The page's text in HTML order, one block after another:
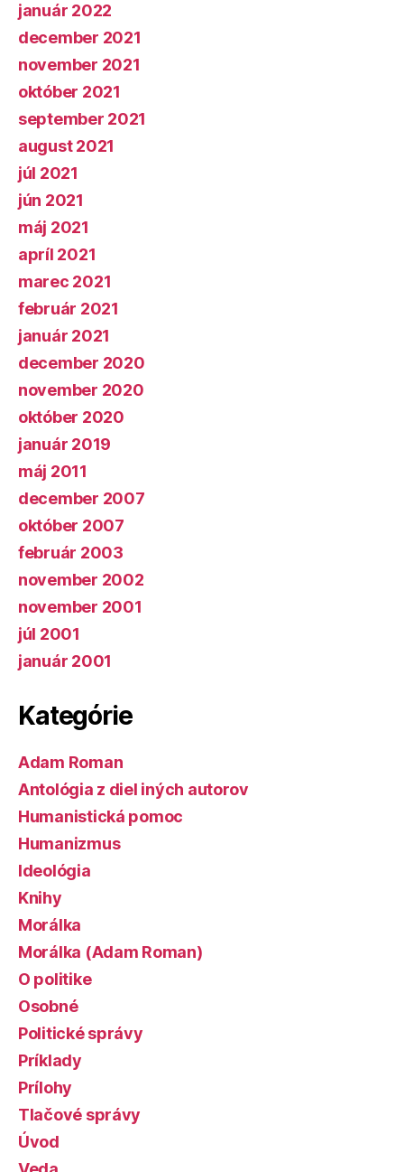
január 2022
december 2021
november 2021
október 2021
september 2021
august 2021
júl 2021
jún 2021
máj 2021
apríl 2021
marec 2021
február 2021
január 2021
december 2020
november 2020
október 2020
január 2019
máj 2011
december 2007
október 2007
február 2003
november 2002
november 2001
júl 2001
január 2001
Kategórie
Adam Roman
Antológia z diel iných autorov
Humanistická pomoc
Humanizmus
Ideológia
Knihy
Morálka
Morálka (Adam Roman)
O politike
Osobné
Politické správy
Príklady
Prílohy
Tlačové správy
Úvod